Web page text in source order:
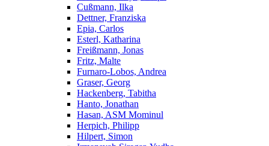
Cußmann, Ilka
Dettner, Franziska
Epia, Carlos
Esterl, Katharina
Freißmann, Jonas
Fritz, Malte
Furnaro-Lobos, Andrea
Graser, Georg
Hackenberg, Tabitha
Hanto, Jonathan
Hasan, ASM Mominul
Herpich, Philipp
Hilpert, Simon